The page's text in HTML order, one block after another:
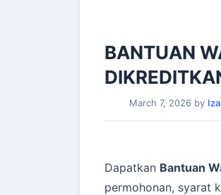
BANTUAN
March 7, 2026 by
Dapatkan Bantuan
permohonan, syarat